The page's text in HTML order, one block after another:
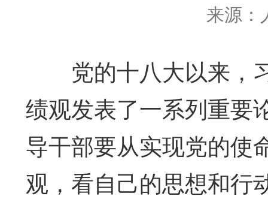
来源：
党的十八大以来，
绩观发表了一系列重要
导干部要从实现党的使
观，看自己的思想和行